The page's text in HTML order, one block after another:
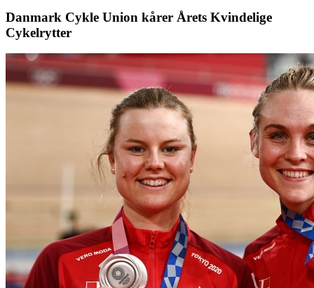
Danmark Cykle Union kårer Årets Kvindelige
Cykelrytter